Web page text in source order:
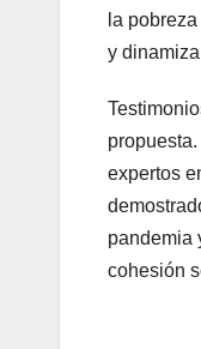
la
y
expertos
pandemia
cohesión